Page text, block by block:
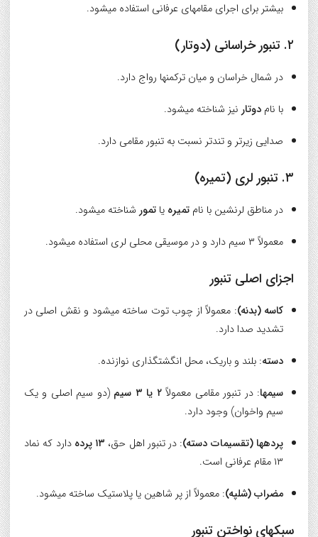
بیشتر برای اجرای مقامهای عرفانی استفاده میشود.
۲. تنبور خراسانی (دوتار)
در شمال خراسان و میان ترکمنها رواج دارد.
با نام دوتار نیز شناخته میشود.
صدایی زیرتر و تندتر نسبت به تنبور مقامی دارد.
۳. تنبور لری (تمیره)
در مناطق لرنشین با نام تمیره یا تمور شناخته میشود.
معمولاً ۳ سیم دارد و در موسیقی محلی لری استفاده میشود.
اجزای اصلی تنبور
کاسه (بدنه): معمولاً از چوب توت ساخته میشود و نقش اصلی در
تشدید صدا دارد.
دسته: بلند و باریک، محل انگشتگذاری نوازنده.
سیمها: در تنبور مقامی معمولاً۲ یا ۳ سیم
(دو سیم اصلی و یک
سیم واخوان) وجود دارد.
پردهها (تقسیمات دسته): در تنبور اهل حق، ۱۳ پرده
دارد که نماد
۱۳ مقام عرفانی است.
مضراب (شلپه): معمولاً از پر شاهین یا پلاستیک ساخته میشود.
سبکهای نواختن تنبور